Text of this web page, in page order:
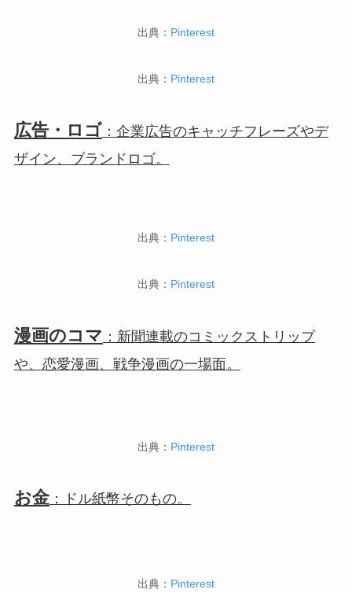
出典： Pinterest
出典： Pinterest
広告・ロゴ ：企業広告のキャッチフレーズやデ
ザイン、ブランドロゴ。
出典： Pinterest
出典： Pinterest
漫画のコマ ：新聞連載のコミックストリップ
や、恋愛漫画、戦争漫画の一場面。
出典： Pinterest
お金：ドル紙幣そのもの。
出典： Pinterest